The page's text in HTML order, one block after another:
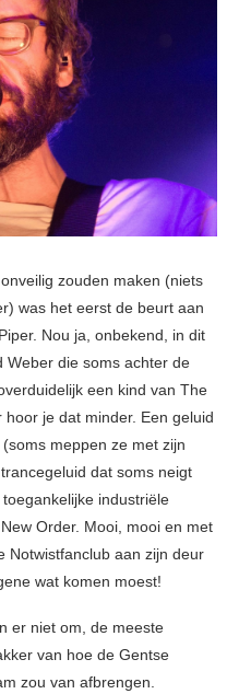
zouden maken (niets
was het eerst de beurt aan
Nou ja, onbekend, in dit
Weber die soms achter de
een kind van The
hoor je dat minder. Een geluid
meppen ze met zijn
dat soms neigt
industriële
Order. Mooi, mooi en met
Notwistfanclub aan zijn deur
wat komen moest!
er niet om, de meeste
van hoe de Gentse
zou van afbrengen.